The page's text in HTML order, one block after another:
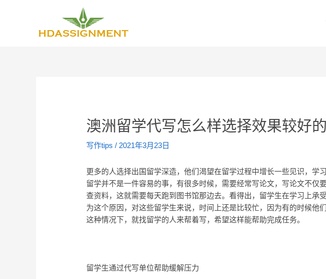
澳洲留学代写怎么样选择效果较好的
写作tips / 2021年3月23日
更多的人选择出国留学深造，他们渴望在留学过程中增长一些见识，学
留学并不是一件容易的事，有很多时候，需要经常写论文，写论文不仅
查资料，这就需要每天跑到图书馆那边去。看得出，留学生在学习上承
为这个原因，对这些留学生来说，时间上还是比较忙，因为有的时候他
这种情况下，就找留学的人来帮着写，希望这样能帮助完成任务。
留学生通过代写单位帮助缓解压力